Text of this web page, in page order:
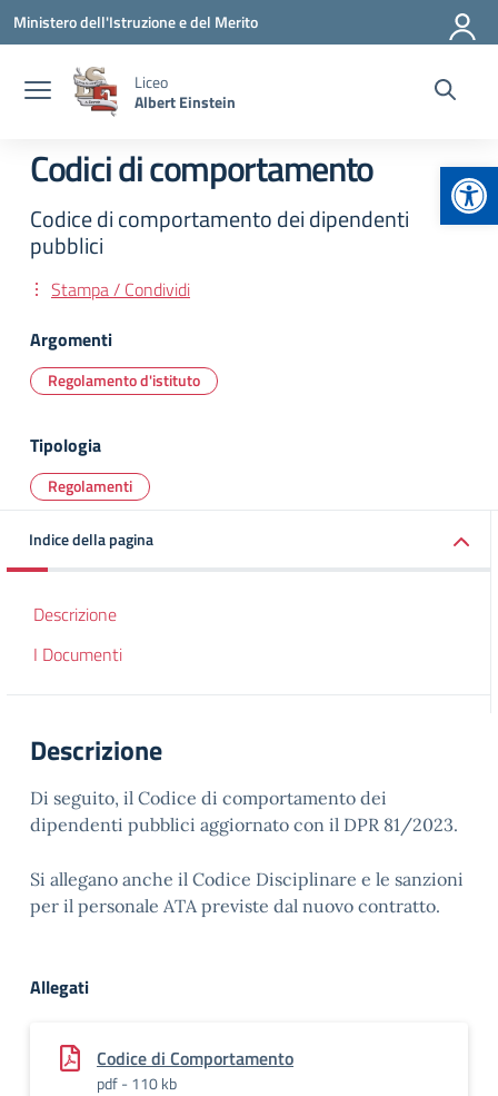
Vai ai contenuti
Vai al menu di navigazione
Vai al footer
Ministero dell'Istruzione e del Merito
Liceo
Albert Einstein
Codici di comportamento
Codice di comportamento dei dipendenti
pubblici
Stampa / Condividi
Argomenti
Regolamento d'istituto
Tipologia
Regolamenti
Indice della pagina
Descrizione
I Documenti
Descrizione
Di seguito, il Codice di comportamento dei
dipendenti pubblici aggiornato con il DPR 81/2023.
Si allegano anche il Codice Disciplinare e le sanzioni
per il personale ATA previste dal nuovo contratto.
Allegati
Codice di Comportamento
pdf - 110 kb